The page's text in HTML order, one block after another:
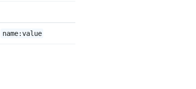
name:value